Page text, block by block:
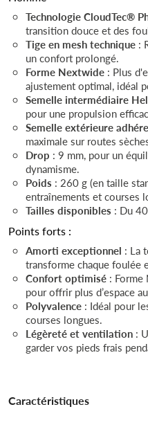
Technologie CloudTec®
transition douce et des
Tige en mesh technique :
un confort prolongé.
Forme Nextwide : Plus
ajustement optimal, idéal
Semelle intermédiaire
pour une propulsion
Semelle extérieure
maximale sur routes
Drop : 9 mm, pour un
dynamisme.
Poids : 260 g (en taille
entraînements et courses
Tailles disponibles : Du
Points forts :
Amorti exceptionnel : La
transforme chaque foulée
Confort optimisé : Forme
pour offrir plus d’espace
Polyvalence : Idéal pour
courses longues.
Légèreté et ventilation :
garder vos pieds frais
Caractéristiques